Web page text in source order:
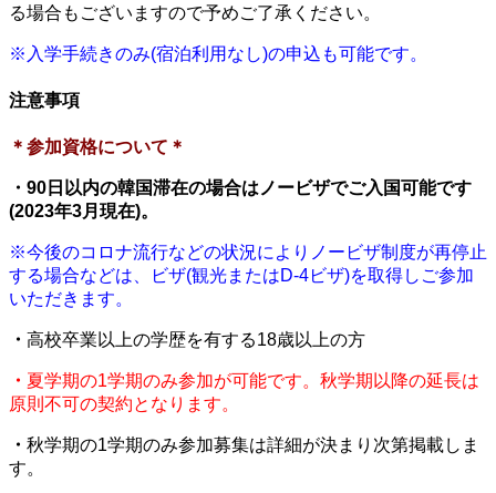
る場合もございますので予めご了承ください。
※入学手続きのみ(宿泊利用なし)の申込も可能です。
注意事項
＊参加資格について＊
・90日以内の韓国滞在の場合はノービザでご入国可能です
(2023年3月現在)。
※今後のコロナ流行などの状況によりノービザ制度が再停止
する場合などは、ビザ(観光またはD-4ビザ)を取得しご参加
いただきます。
・ 高校卒業以上の学歴を有する18歳以上の方
・ 夏学期の1学期のみ参加が可能です。秋学期以降の延長は
原則不可の契約となります。
・ 秋学期の1学期のみ参加募集は詳細が決まり次第掲載しま
す。